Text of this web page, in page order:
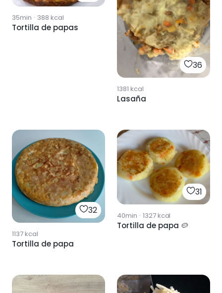
35min · 388 kcal
Tortilla de papas
36
1381 kcal
Lasaña
32
1137kcal
Tortilla de papa
31
40min · 1327kcal
Tortilla de papa 🥔